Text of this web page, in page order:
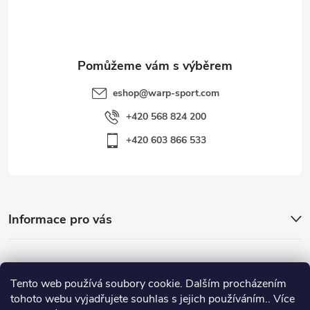
Tento web používá soubory cookie. Dalším procházením
tohoto webu vyjadřujete souhlas s jejich používáním.. Více
eshop@warp-sport.com
+420 568 824 200
+420 603 866 533
Informace pro vás
Nejhledanější